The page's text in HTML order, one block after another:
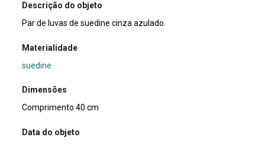
Descrição do objeto
Par de luvas de suedine cinza azulado.
Materialidade
suedine
Dimensões
Comprimento 40 cm
Data do objeto